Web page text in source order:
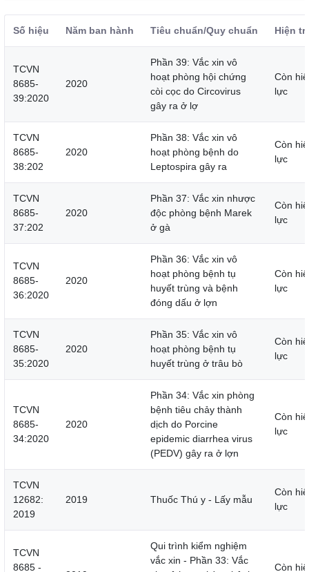
Số hiệu Năm ban hành Tiêu chuẩn/Quy chuẩn Hiện
TCVN
8685-
39:2020
2020
Phần 39: Vắc xin vô
hoạt phòng hội chứng
còi cọc do Circovirus
gây ra ở lợ
Còn
lực
TCVN
8685-
38:202
2020
Phần 38: Vắc xin vô
hoạt phòng bệnh do
Leptospira gây ra
Còn
lực
TCVN
8685-
37:202
2020
Phần 37: Vắc xin nhược
độc phòng bệnh Marek
ở gà
Còn
lực
TCVN
8685-
36:2020
2020
Phần 36: Vắc xin vô
hoạt phòng bệnh tụ
huyết trùng và bệnh
đóng dấu ở lợn
Còn
lực
TCVN
8685-
35:2020
2020
Phần 35: Vắc xin vô
hoạt phòng bệnh tụ
huyết trùng ở trâu bò
Còn
lực
TCVN
8685-
34:2020
2020
Phần 34: Vắc xin phòng
bệnh tiêu chảy thành
dịch do Porcine
epidemic diarrhea virus
(PEDV) gây ra ở lợn
Còn
lực
TCVN
12682:
2019
2019 Thuốc Thú y - Lấy mẫu
Còn
lực
TCVN
8685 -
Qui trình kiểm nghiệm
vắc xin - Phần 33: Vắc
Còn